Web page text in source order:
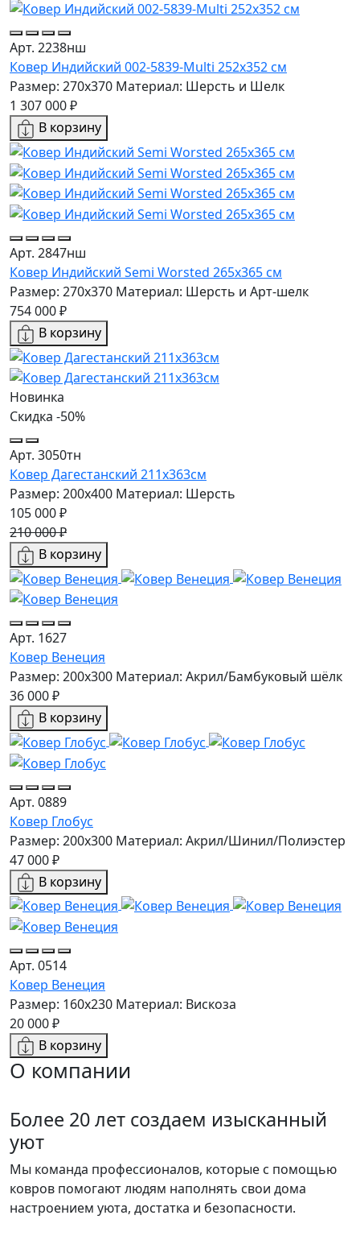
Арт. 2238нш
Ковер Индийский 002-5839-Multi 252x352 см
Размер: 270x370 Материал: Шерсть и Шелк
1 307 000 ₽
В корзину
Арт. 2847нш
Ковер Индийский Semi Worsted 265x365 см
Размер: 270x370 Материал: Шерсть и Арт-шелк
754 000 ₽
В корзину
Новинка
Скидка -50%
Арт. 3050тн
Ковер Дагестанский 211x363см
Размер: 200х400 Материал: Шерсть
105 000 ₽
210 000 ₽
В корзину
Арт. 1627
Ковер Венеция
Размер: 200x300 Материал: Акрил/Бамбуковый шёлк
36 000 ₽
В корзину
Арт. 0889
Ковер Глобус
Размер: 200x300 Материал: Акрил/Шинил/Полиэстер
47 000 ₽
В корзину
Арт. 0514
Ковер Венеция
Размер: 160х230 Материал: Вискоза
20 000 ₽
В корзину
О компании
Более 20 лет создаем изысканный
уют
Мы команда профессионалов, которые с помощью
ковров помогают людям наполнять свои дома
настроением уюта, достатка и безопасности.